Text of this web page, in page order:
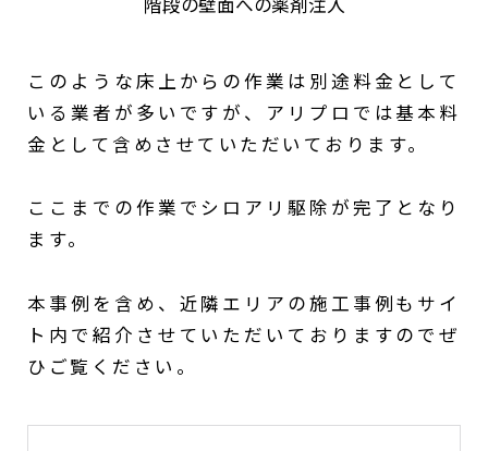
このような床上からの作業は別途料金として
いる業者が多いですが、アリプロでは基本料
金として含めさせていただいております。
ここまでの作業でシロアリ駆除が完了となり
ます。
本事例を含め、近隣エリアの施工事例もサイ
ト内で紹介させていただいておりますのでぜ
ひご覧ください。